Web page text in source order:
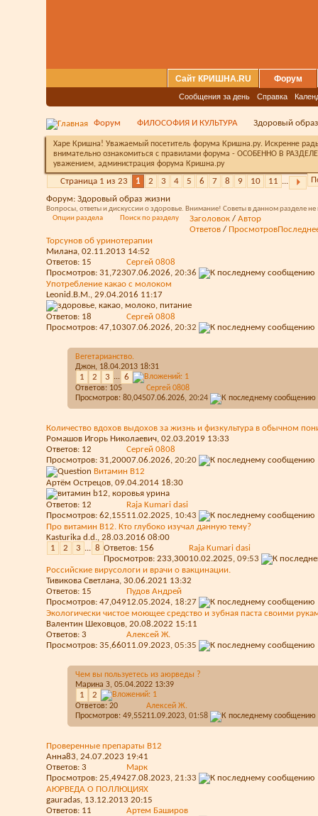
Сайт КРИШНА.RU Форум
Сообщения за день Справка
Форум ФИЛОСОФИЯ И КУЛЬТУРА Здоровый
Харе Кришна! Уважаемый посетитель форума Кришна.ру. Искренне
внимательно ознакомиться с правилами форума - ОСОБЕННО В
уважением, администрация форума Кришна.ру
Страница 1 из 23 1 2 3 4 5 6 7 8 9 10 11 ...
Форум: Здоровый образ жизни
Вопросы, ответы и дискуссии о здоровье. Внимание! Советы в данном разделе
Опции раздела
Поиск по разделу Заголовок / Автор
Ответов / Просмотров
Торсунов об уринотерапии
Милана, 02.11.2013 14:52
Ответов: 15
Просмотров: 31,723
Сергей 0808
07.06.2026, 20:36
Употребление какао с молоком
Leonid.B.M., 29.04.2016 11:17
Ответов: 18
Просмотров: 47,103
Сергей 0808
07.06.2026, 20:32
Вегетарианство.
Джон, 18.04.2013 18:31
1 2 3 ... 6
Ответов: 105
Просмотров: 80,045
Сергей 0808
07.06.2026, 20:24
Количество вдохов выдохов за жизнь и физкультура в обычном
Ромашов Игорь Николаевич, 02.03.2019 13:33
Ответов: 12
Просмотров: 31,200
Сергей 0808
07.06.2026, 20:20
Витамин B12
Артём Острецов, 09.04.2014 18:30
Ответов: 12
Просмотров: 62,155
Raja Kumari dasi
11.02.2025, 10:43
Про витамин В12. Кто глубоко изучал данную тему?
Kasturika d.d., 28.03.2016 08:00
1
2 3 ... 8 Ответов: 156
Просмотров: 233,300
Raja Kumari dasi
10.02.2025, 09:53
Российские вирусологи и врачи о вакцинации.
Тивикова Светлана, 30.06.2021 13:32
Ответов: 15
Просмотров: 47,049
Пудов Андрей
12.05.2024, 18:27
Экологически чистое моющее средство и зубная паста своими
Валентин Шеховцов, 20.08.2022 15:11
Ответов: 3
Просмотров: 35,660
Алексей Ж.
11.09.2023, 05:35
Чем вы пользуетесь из аюрведы ?
Марина З, 05.04.2022 13:39
1 2
Ответов: 20
Просмотров: 49,552
Алексей Ж.
11.09.2023, 01:58
Проверенные препараты В12
Анна83, 24.07.2023 19:41
Ответов: 3
Просмотров: 25,494
Марк
27.08.2023, 21:33
АЮРВЕДА О ПОЛЛЮЦИЯХ
gauradas, 13.12.2013 20:15
Ответов: 11
Артем Баширов